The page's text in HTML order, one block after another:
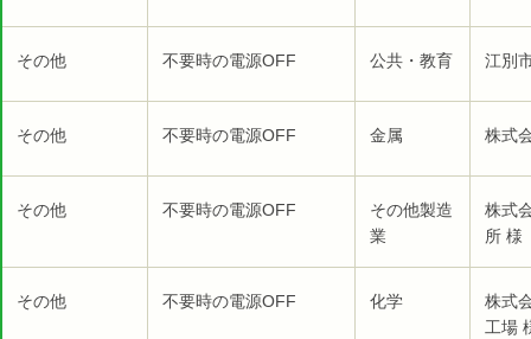
その他 不要時の電源OFF 公共・教育 江別
その他 不要時の電源OFF 金属 株式
その他 不要時の電源OFF
その他製造
業
株式
所 様
その他 不要時の電源OFF 化学
株式
工場